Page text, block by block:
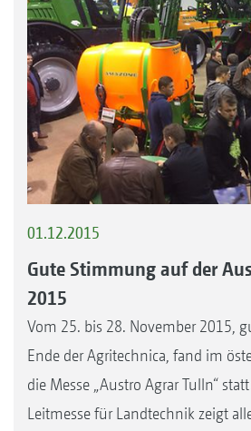
01.12.2015
Gute Stimmung auf der
2015
Vom 25. bis 28. November 2015,
Ende der Agritechnica, fand im
die Messe „Austro Agrar Tulln“
Leitmesse für Landtechnik zeigt